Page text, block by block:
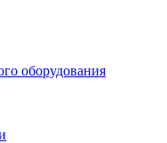
оборудования